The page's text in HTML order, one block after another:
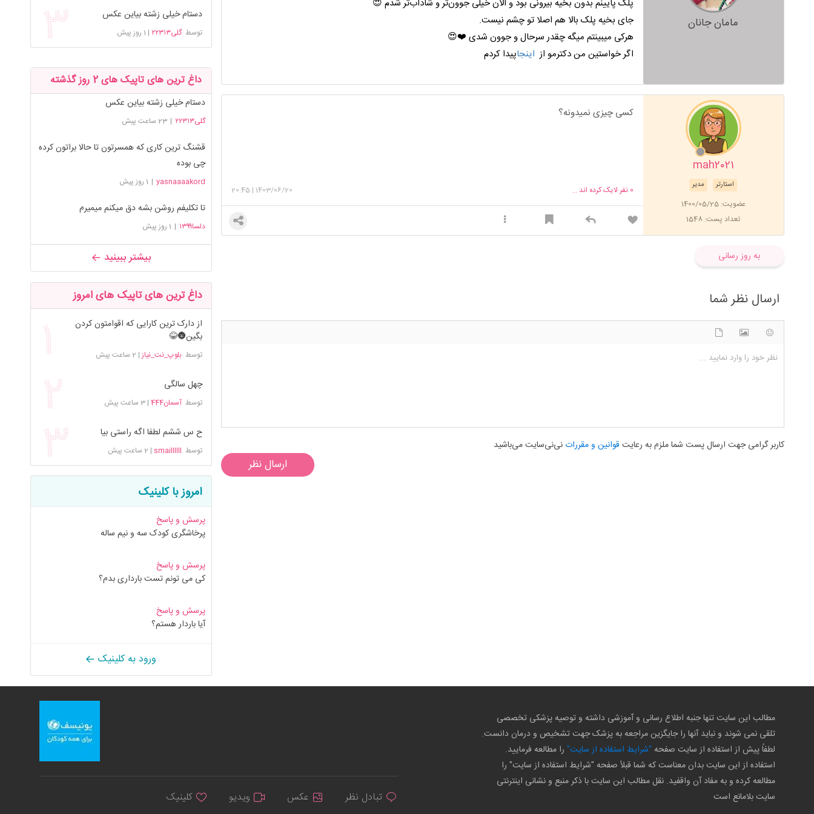
مامان جانان
پلک پایینم بدون بخیه بیرونی بود و الان خیلی جوون‌تر و شاداب‌تر شدم 😍
جای بخیه پلک بالا هم اصلا تو چشم نیست.
هرکی میبینتم میگه چقدر سرحال و جوون شدی ❤️😍
اگر خواستین من دکترمو از
پیدا کردم
mah2021
مدیر استارتر
عضویت: 1400/05/25
تعداد پست: 1548
کسی چیزی نمیدونه؟
1403/06/20
|
20:45 0 نفر لایک کرده اند ...
به روز رسانی
ارسال نظر شما
نظر خود را وارد نمایید ...
کاربر گرامی جهت ارسال پست شما ملزم به رعایت قوانین و مقرراتنی‌نی‌سایت می‌باشید
ارسال نظر
دستام خیلی زشته بیاین عکس
توسطگلی۲۲۳۱۳ | 1 روز پیش
داغ ترین های تاپیک های 2 روز گذشته
دستام خیلی زشته بیاین عکس
گلی۲۲۳۱۳ | 23 ساعت پیش
قشنگ ترین کاری که همسرتون تا حالا براتون کرده
چی بوده
yasnaaaakord
| 1 روز پیش
تا تکلیفم روشن بشه دق میکنم میمیرم
دلسا۱۳۹۹ | 1 روز پیش
بیشتر ببینید
داغ ترین های تاپیک های امروز
از دارک ترین کارایی که اقوامتون کردن
بگین🌚😂
توسطبلوپ_نت_نیاز| 2 ساعت پیش
چهل سالگی
توسطآسمان444 |3 ساعت پیش
ح س ششم لطفا اگه راستی بیا
توسط smaillllll
| 2 ساعت پیش
امروز با کلینیک
پرسش و پاسخ
پرخاشگری کودک سه و نیم ساله
پرسش و پاسخ
کی می تونم تست بارداری بدم؟
پرسش و پاسخ
آیا باردار هستم؟
ورود به کلینیک
مطالب این سایت تنها جنبه اطلاع رسانی و آموزشی داشته و توصیه پزشکی تخصصی
تلقی نمی شوند و نباید آنها را جایگزین مراجعه به پزشک جهت تشخیص و درمان دانست.
لطفاً پیش از استفاده از سایت صفحه "شرایط استفاده از سایت" را مطالعه فرمایید.
استفاده از این سایت بدان معناست که شما قبلاً صفحه "شرایط استفاده از سایت" را
مطالعه کرده و به مفاد آن واقفید. نقل مطالب این سایت با ذکر منبع و نشانی اینترنتی
سایت بلامانع است
تبادل نظر عکس ویدیو کلینیک